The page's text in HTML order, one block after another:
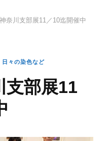
奈川支部展11／10迄開催中
日々の染色など
支部展11